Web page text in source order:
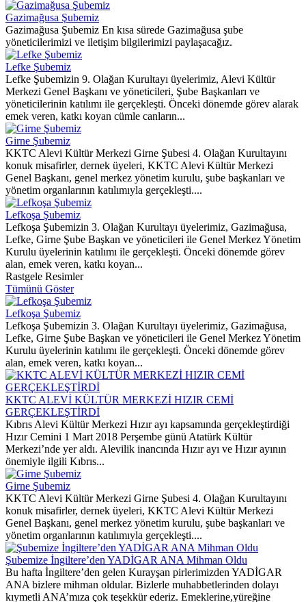
Gazimağusa Şubemiz
Gazimağusa Şubemiz En kısa sürede Gazimağusa şube
yöneticilerimizi ve iletişim bilgilerimizi paylaşacağız.
Lefke Şubemiz
Lefke Şubemizin 9. Olağan Kurultayı üyelerimiz, Alevi Kültür
Merkezi Genel Başkanı ve yöneticileri, Şube Başkanları ve
yöneticilerinin katılımı ile gerçekleşti. Önceki dönemde görev alarak
emek veren, katkı koyan cümle canların...
Girne Şubemiz
KKTC Alevi Kültür Merkezi Girne Şubesi 4. Olağan Kurultayını
konuk misafirler, dernek üyeleri, KKTC Alevi Kültür Merkezi
Genel Başkanı, genel merkez yönetim kurulu, şube başkanları ve
yönetim organlarının katılımıyla gerçekleşti....
Lefkoşa Şubemiz
Lefkoşa Şubemizin 3. Olağan Kurultayı üyelerimiz, Gazimağusa,
Lefke, Girne Şube Başkan ve yöneticileri ile Genel Merkez Yönetim
Kurulu üyelerinin katılımı ile gerçekleşti. Önceki dönemde görev
alan, emek veren, katkı koyan...
Rastgele Resimler
Tümünü Göster
Lefkoşa Şubemiz
Lefkoşa Şubemizin 3. Olağan Kurultayı üyelerimiz, Gazimağusa,
Lefke, Girne Şube Başkan ve yöneticileri ile Genel Merkez Yönetim
Kurulu üyelerinin katılımı ile gerçekleşti. Önceki dönemde görev
alan, emek veren, katkı koyan...
KKTC ALEVİ KÜLTÜR MERKEZİ HIZIR CEMİ
GERÇEKLEŞTİRDİ
Kıbrıs Alevi Kültür Merkezi Hızır ayı kapsamında gerçekleştirdiği
Hızır Cemini 1 Mart 2018 Perşembe günü Atatürk Kültür
Merkezi’nde yer aldı. Alevilik inancında Hızır ayı ve Hızır ayının
önemiyle ilgili Kıbrıs...
Girne Şubemiz
KKTC Alevi Kültür Merkezi Girne Şubesi 4. Olağan Kurultayını
konuk misafirler, dernek üyeleri, KKTC Alevi Kültür Merkezi
Genel Başkanı, genel merkez yönetim kurulu, şube başkanları ve
yönetim organlarının katılımıyla gerçekleşti....
Şubemize İngiltere’den YADİGAR ANA Mihman Oldu
Bu hafta İngiltere’den gelen Kurayşan pirlerimizden YADİGAR
ANA bizlere mihman oldular. Bizlerle muhabbetlerinden dolayı
kıymetli ANA’mıza çok teşekkür ederiz. Emeklerine,yüreğine